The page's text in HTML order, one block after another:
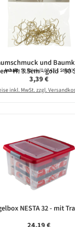
und
- H: 3.5cm - gold - 50
Inhalt:50 Stück(0,07 € / 1 Stück)
Regulärer Preis:
3,39 €
inkl. MwSt. zzgl.
NESTA 32 - mit
Regulärer Preis: